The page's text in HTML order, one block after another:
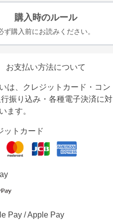
購入時のルール
ず購入前にお読みください。
お支払い方法について
は、クレジットカード・コン
行振り込み・各種電子決済に対
ます。
ットカード
Pay / Apple Pay